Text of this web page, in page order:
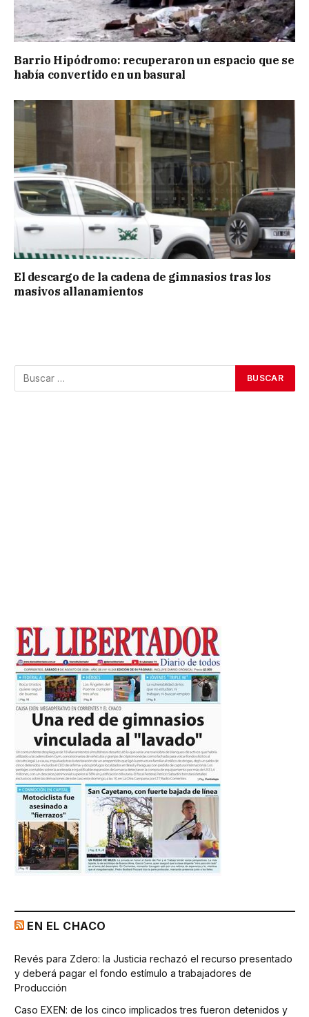
Barrio Hipódromo: recuperaron un espacio que se
había convertido en un basural
El descargo de la cadena de gimnasios tras los
masivos allanamientos
EN EL CHACO
Revés para Zdero: la Justicia rechazó el recurso presentado
y deberá pagar el fondo estímulo a trabajadores de
Producción
Caso EXEN: de los cinco implicados tres fueron detenidos y